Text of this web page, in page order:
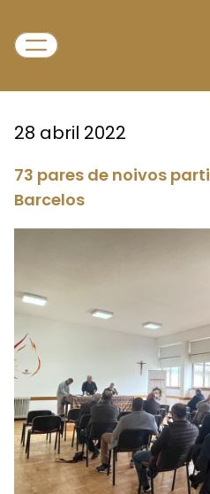
28 abril 2022
73 pares de noivos
Barcelos